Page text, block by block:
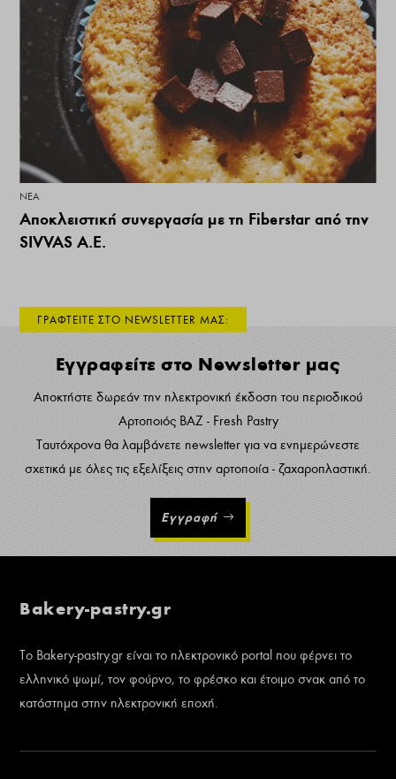
ΝΕΑ
Αποκλειστική συνεργασία με τη Fiberstar από την
SIVVAS A.E.
ΓΡΑΦΤΕΙΤΕ ΣΤΟ NEWSLETTER ΜΑΣ:
Εγγραφείτε στο Newsletter μας
Αποκτήστε δωρεάν την ηλεκτρονική έκδοση του περιοδικού
Αρτοποιός ΒΑΖ - Fresh Pastry
Ταυτόχρονα θα λαμβάνετε newsletter για να ενημερώνεστε
σχετικά με όλες τις εξελίξεις στην αρτοποιία - ζαχαροπλαστική.
Εγγραφή
Bakery-pastry.gr
Το Bakery-pastry.gr είναι το ηλεκτρονικό portal που φέρνει το
ελληνικό ψωμί, τον φούρνο, το φρέσκο και έτοιμο σνακ από το
κατάστημα στην ηλεκτρονική εποχή.